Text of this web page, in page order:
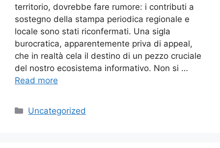
territorio, dovrebbe fare rumore: i contributi a
sostegno della stampa periodica regionale e
locale sono stati riconfermati. Una sigla
burocratica, apparentemente priva di appeal,
che in realtà cela il destino di un pezzo cruciale
del nostro ecosistema informativo. Non si …
Read more
Categories
Uncategorized